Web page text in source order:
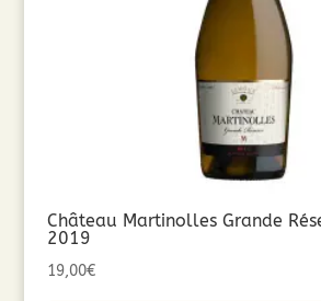
Château Martinolles Grande
2019
19,00€